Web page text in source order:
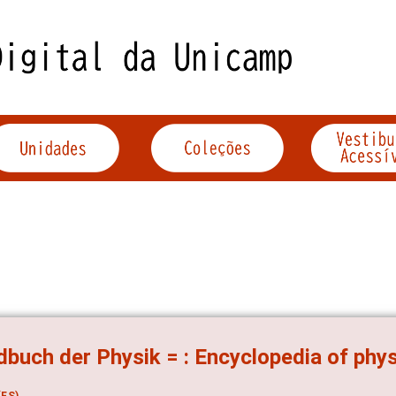
der Physik = : Encyclopedia of